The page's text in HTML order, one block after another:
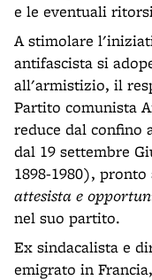
e le eventuali
A stimolare
antifascista si
all'armistizio, il
Partito comunista
reduce dal confino
dal 19 settembre
1898-1980), pronto
attesista e
nel suo partito.
Ex sindacalista e
emigrato in